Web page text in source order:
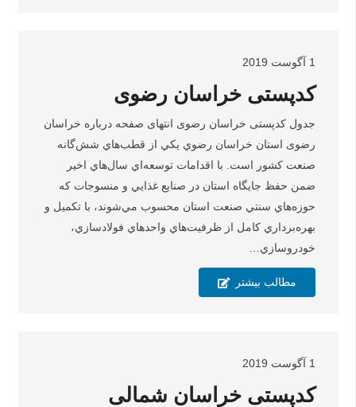
1 آگوست 2019
کدپستی خراسان رضوی
جدول کدپستی خراسان رضوی انتهای صفحه درباره خراسان
رضوی استان خراسان رضوي يکي از قطب‌هاي شش‌گانه
صنعت کشور است. با اقدامات توسعه‌اي سال‌هاي اخير
ضمن حفظ جايگاه استان در صنايع غذايي و منسوجات که
حوزه‌هاي سنتي صنعت استان محسوب مي‌شوند، با تکميل و
بهره‌برداري کامل از ظرفيت‌هاي واحدهاي فولاد‌سازي،
خودروسازي…
مطالب بیشتر
1 آگوست 2019
کدپستی خراسان شمالی